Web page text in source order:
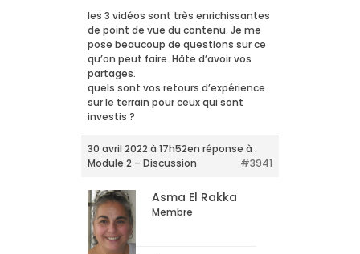
les 3 vidéos sont très enrichissantes
de point de vue du contenu. Je me
pose beaucoup de questions sur ce
qu’on peut faire. Hâte d’avoir vos
partages.
quels sont vos retours d’expérience
sur le terrain pour ceux qui sont
investis ?
30 avril 2022 à 17h52en réponse à :
Module 2 – Discussion
#3941
Asma El Rakka
Membre